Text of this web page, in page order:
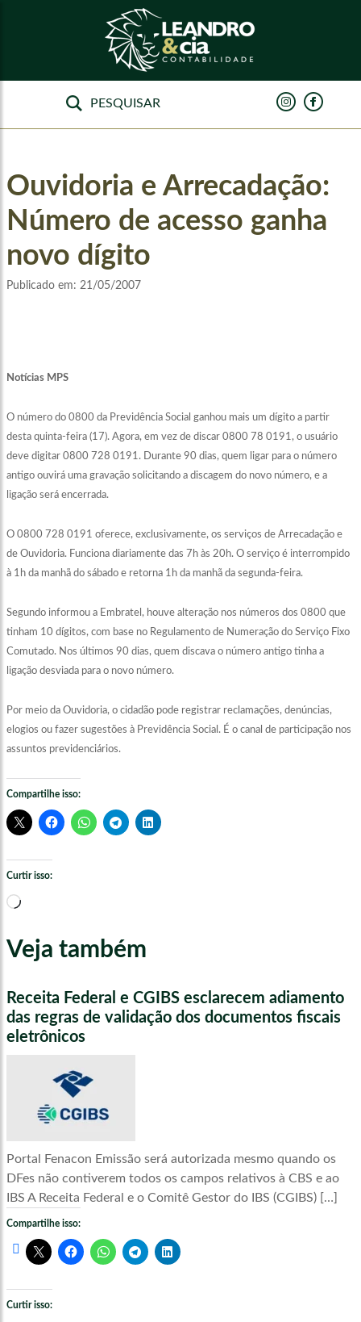
Ouvidoria e Arrecadação:
Número de acesso ganha
novo dígito
Publicado em: 21/05/2007
Notícias MPS
O número do 0800 da Previdência Social ganhou mais um dígito a partir
desta quinta-feira (17). Agora, em vez de discar 0800 78 0191, o usuário
deve digitar 0800 728 0191. Durante 90 dias, quem ligar para o número
antigo ouvirá uma gravação solicitando a discagem do novo número, e a
ligação será encerrada.
O 0800 728 0191 oferece, exclusivamente, os serviços de Arrecadação e
de Ouvidoria. Funciona diariamente das 7h às 20h. O serviço é interrompido
à 1h da manhã do sábado e retorna 1h da manhã da segunda-feira.
Segundo informou a Embratel, houve alteração nos números dos 0800 que
tinham 10 dígitos, com base no Regulamento de Numeração do Serviço Fixo
Comutado. Nos últimos 90 dias, quem discava o número antigo tinha a
ligação desviada para o novo número.
Por meio da Ouvidoria, o cidadão pode registrar reclamações, denúncias,
elogios ou fazer sugestões à Previdência Social. É o canal de participação nos
assuntos previdenciários.
Compartilhe isso:
Curtir isso:
Carregando...
Veja também
Receita Federal e CGIBS esclarecem adiamento
das regras de validação dos documentos fiscais
eletrônicos
Portal Fenacon Emissão será autorizada mesmo quando os
DFes não contiverem todos os campos relativos à CBS e ao
IBS A Receita Federal e o Comitê Gestor do IBS (CGIBS) […]
Compartilhe isso:
Curtir isso: